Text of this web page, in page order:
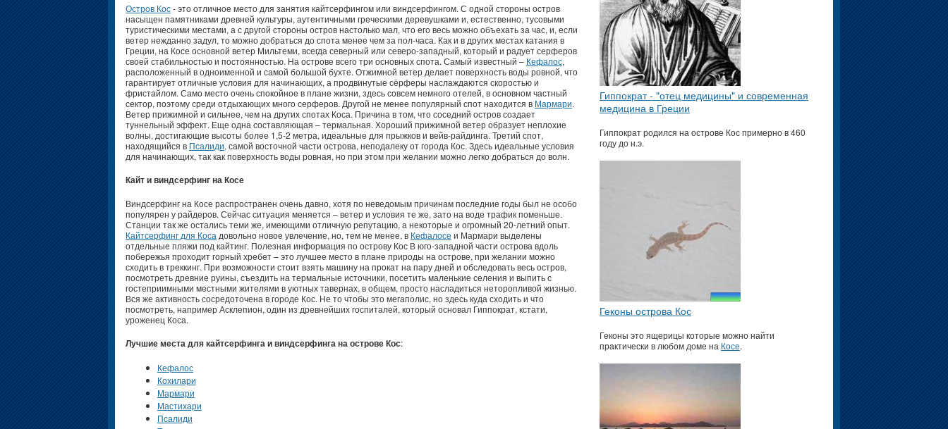
Остров Кос- это отличное место для занятия кайтсерфингом или виндсерфингом. С одной стороны остров
насыщен памятниками древней культуры, аутентичными греческими деревушками и, естественно, тусовыми
туристическими местами, а с другой стороны остров настолько мал, что его весь можно объехать за час, и, если
ветер нежданно задул, то можно добраться до спота менее чем за пол-часа. Как и в других местах катания в
Греции, на Косе основной ветер Мильтеми, всегда северный или северо-западный, который и радует серферов
своей стабильностью и постоянностью. На острове всего три основных спота. Самый известный – Кефалос,
расположенный в одноименной и самой большой бухте. Отжимной ветер делает поверхность воды ровной, что
гарантирует отличные условия для начинающих, а продвинутые сёрферы наслаждаются скоростью и
фристайлом. Само место очень спокойное в плане жизни, здесь совсем немного отелей, в основном частный
сектор, поэтому среди отдыхающих много серферов. Другой не менее популярный спот находится в Мармари.
Ветер прижимной и сильнее, чем на других спотах Коса. Причина в том, что соседний остров создает
туннельный эффект. Еще одна составляющая – термальная. Хороший прижимной ветер образует неплохие
волны, достигающие высоты более 1,5-2 метра, идеальные для прыжков и вейв-райдинга. Третий спот,
находящийся в Псалиди, самой восточной части острова, неподалеку от города Кос. Здесь идеальные условия
для начинающих, так как поверхность воды ровная, но при этом при желании можно легко добраться до волн.
Кайт и виндсерфинг на Косе
Виндсерфинг на Косе распространен очень давно, хотя по неведомым причинам последние годы был не особо
популярен у райдеров. Сейчас ситуация меняется – ветер и условия те же, зато на воде трафик поменьше.
Станции так же остались теми же, имеющими отличную репутацию, а некоторые и огромный 20-летний опыт.
Кайтсерфинг для Коса довольно новое увлечение, но, тем не менее, в Кефалосе и Мармари выделены
отдельные пляжи под кайтинг. Полезная информация по острову Кос В юго-западной части острова вдоль
побережья проходит горный хребет – это лучшее место в плане природы на острове, при желании можно
сходить в треккинг. При возможности стоит взять машину на прокат на пару дней и обследовать весь остров,
посмотреть древние руины, съездить на термальные источники, посетить маленькие селения и выпить с
гостеприимными местными жителями в уютных тавернах, в общем, просто насладиться неторопливой жизнью.
Вся же активность сосредоточена в городе Кос. Не то чтобы это мегаполис, но здесь куда сходить и что
посмотреть, например Асклепион, один из древнейших госпиталей, который основал Гиппократ, кстати,
уроженец Коса.
Лучшие места для кайтсерфинга и виндсерфинга на острове Кос:
Кефалос
Кохилари
Мармари
Мастихари
Псалиди
Гиппократ - "отец медицины" и современная
медицина в Греции
Гиппократ родился на острове Кос примерно в 460
году до н.э.
Геконы острова Кос
Геконы это ящерицы которые можно найти
практически в любом доме на Косе.